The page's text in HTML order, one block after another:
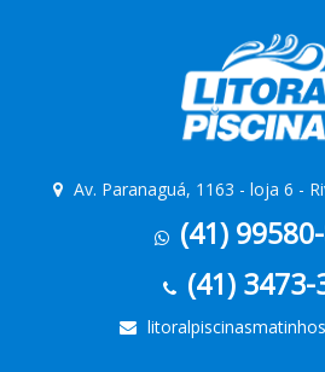
Av. Paranaguá, 1163 - loja 6 -
(41)
(41) 3473-